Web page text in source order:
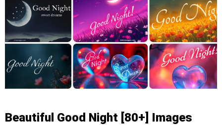
Beautiful Good Night [80+] Images